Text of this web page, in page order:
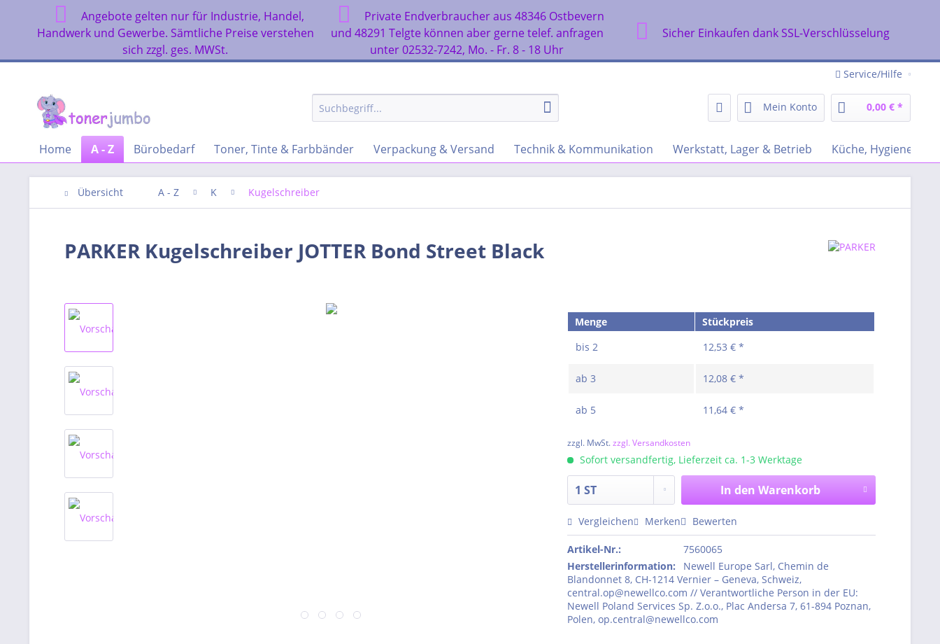
Angebote gelten nur für Industrie, Handel,
Handwerk und Gewerbe. Sämtliche Preise verstehen
sich zzgl. ges. MWSt.
Private Endverbraucher aus 48346 Ostbevern
und 48291 Telgte können aber gerne telef. anfragen
unter 02532-7242, Mo. - Fr. 8 - 18 Uhr
Sicher Einkaufen dank SSL-Verschlüsselung
Service/Hilfe
Mein Konto 0,00 € *
Home A - Z Bürobedarf Toner, Tinte & Farbbänder Verpackung & Versand Technik & Kommunikation Werkstatt, Lager & Betrieb Küche, Hygiene &
Übersicht A - Z K Kugelschreiber
PARKER Kugelschreiber JOTTER Bond Street Black
Menge
Stückpreis
bis2 12,53 € *
ab3 12,08 € *
ab 5 11,64 € *
zzgl. MwSt.zzgl. Versandkosten
Sofort versandfertig, Lieferzeit ca. 1-3 Werktage
In den Warenkorb
Vergleichen Merken Bewerten
Artikel-Nr.:
7560065
Herstellerinformation:
Newell Europe Sarl, Chemin de
Blandonnet 8, CH-1214 Vernier – Geneva, Schweiz,
central.op@newellco.com // Verantwortliche Person in der EU:
Newell Poland Services Sp. Z.o.o., Plac Andersa 7, 61-894 Poznan,
Polen, op.central@newellco.com